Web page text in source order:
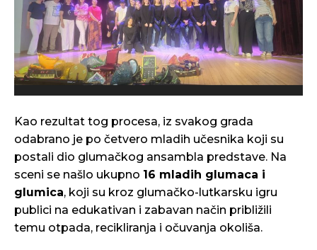
Kao rezultat tog procesa, iz svakog grada
odabrano je po četvero mladih učesnika koji su
postali dio glumačkog ansambla predstave. Na
sceni se našlo ukupno 16 mladih glumaca i
glumica, koji su kroz glumačko-lutkarsku igru
publici na edukativan i zabavan način približili
temu otpada, recikliranja i očuvanja okoliša.